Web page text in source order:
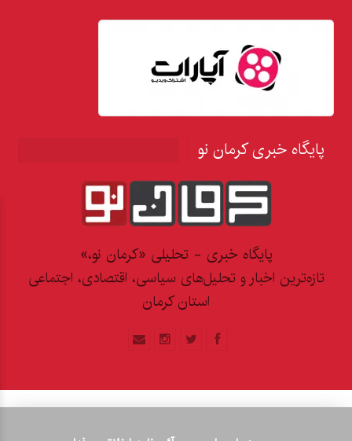
پایگاه خبری کرمان نو
پایگاه خبری - تحلیلی «کرمان نو،»
تازه‌ترین اخبار و تحلیل‌های سیاسی، اقتصادی، اجتماعی
استان کرمان